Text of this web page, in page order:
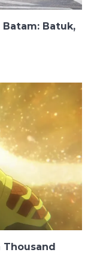
Batam: Batuk,
Thousand